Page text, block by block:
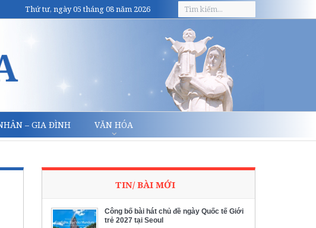
Thứ tư, ngày 05 tháng 08 năm 2026
– GIA ĐÌNH VĂN HÓA
TIN/ BÀI MỚI
Công bố bài hát chủ đề ngày Quốc tế Giới
trẻ 2027 tại Seoul